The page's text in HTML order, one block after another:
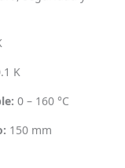
K
0 – 160 °C
150 mm